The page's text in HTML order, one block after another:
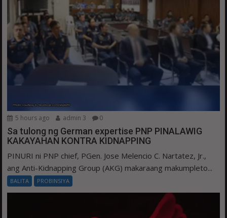
5 hours ago admin 3 0
Sa tulong ng German expertise PNP PINALAWIG
KAKAYAHAN KONTRA KIDNAPPING
PINURI ni PNP chief, PGen. Jose Melencio C. Nartatez, Jr.,
ang Anti-Kidnapping Group (AKG) makaraang makumpleto...
BALITA PROBINSIYA